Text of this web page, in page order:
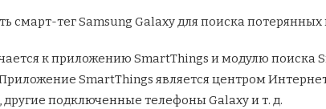
к приложению SmartThings и модулю поиска
SmartThings является центром
подключенные телефоны Galaxy и т. д.